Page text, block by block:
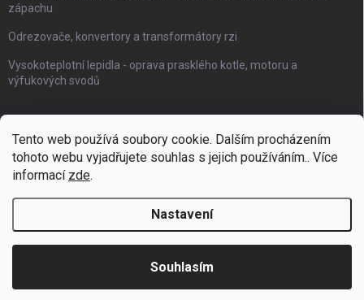
Tento web používá soubory cookie. Dalším procházením
tohoto webu vyjadřujete souhlas s jejich používáním.. Více
informací zde.
Nastavení
Souhlasím
zápachu
Odrezovače, konvertory a transformátory rzi
Vysokoteplotní lepidla - oprava prasklého kotle, motoru a
výfukových svodů
Webové stránky Impaguard Naše autokosmetika Impashield
Impanano . Všechna práva vyhrazena.